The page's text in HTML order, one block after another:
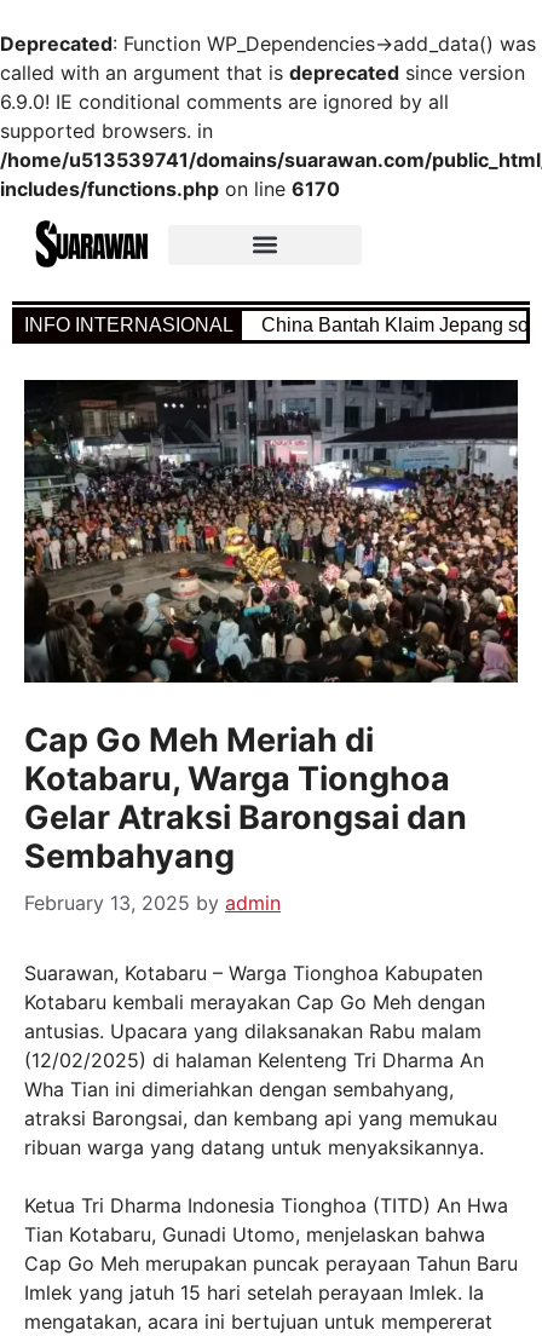
Deprecated: Function WP_Dependencies->add_data() was
called with an argument that is deprecated since version
6.9.0! IE conditional comments are ignored by all
supported browsers. in
/home/u513539741/domains/suarawan.com/
includes/functions.php on line 6170
INFO INTERNASIONAL China Bantah Klaim Jepang
Cap Go Meh Meriah di
Kotabaru, Warga Tionghoa
Gelar Atraksi Barongsai dan
Sembahyang
February 13, 2025 by admin
Suarawan, Kotabaru – Warga Tionghoa Kabupaten
Kotabaru kembali merayakan Cap Go Meh dengan
antusias. Upacara yang dilaksanakan Rabu malam
(12/02/2025) di halaman Kelenteng Tri Dharma An
Wha Tian ini dimeriahkan dengan sembahyang,
atraksi Barongsai, dan kembang api yang memukau
ribuan warga yang datang untuk menyaksikannya.
Ketua Tri Dharma Indonesia Tionghoa (TITD) An Hwa
Tian Kotabaru, Gunadi Utomo, menjelaskan bahwa
Cap Go Meh merupakan puncak perayaan Tahun Baru
Imlek yang jatuh 15 hari setelah perayaan Imlek. Ia
mengatakan, acara ini bertujuan untuk mempererat